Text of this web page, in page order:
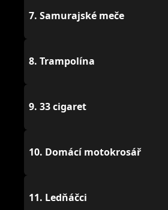
7. Samurajské meče
8. Trampolína
9. 33 cigaret
10. Domácí motokrosář
11. Ledňáčci